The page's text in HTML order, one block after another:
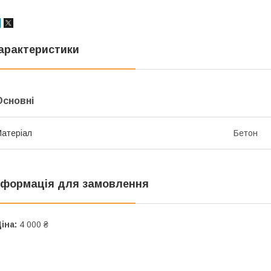
Бетон
для замовлення
4 000 ₴